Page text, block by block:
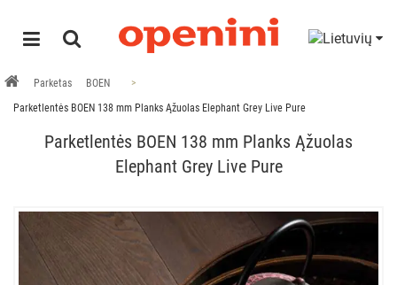
Parketas
BOEN
Parketlentės BOEN 138 mm Planks Ąžuolas Elephant Grey Live Pure
Parketlentės BOEN 138 mm Planks Ąžuolas
Elephant Grey Live Pure